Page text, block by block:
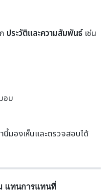
ประวัติและความสัมพันธ์เช่น
อบ
นี้มองเห็นและตรวจสอบได้
แทนการแทนที่